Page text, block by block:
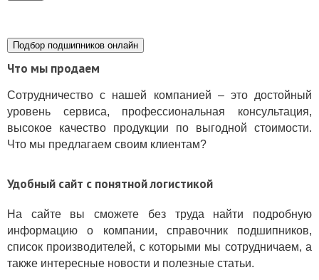
Подбор подшипников онлайн
Что мы продаем
Сотрудничество с нашей компанией – это достойный
уровень сервиса, профессиональная консультация,
высокое качество продукции по выгодной стоимости.
Что мы предлагаем своим клиентам?
Удобный сайт с понятной логистикой
На сайте вы сможете без труда найти подробную
информацию о компании, справочник подшипников,
список производителей, с которыми мы сотрудничаем, а
также интересные новости и полезные статьи.